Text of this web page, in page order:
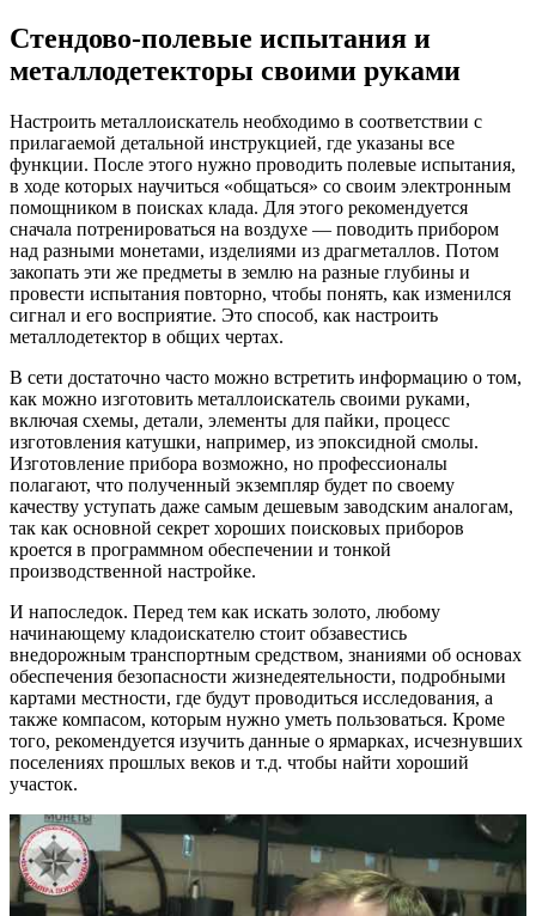
Стендово-полевые испытания и
металлодетекторы своими руками
Настроить металлоискатель необходимо в соответствии с
прилагаемой детальной инструкцией, где указаны все
функции. После этого нужно проводить полевые испытания,
в ходе которых научиться «общаться» со своим электронным
помощником в поисках клада. Для этого рекомендуется
сначала потренироваться на воздухе — поводить прибором
над разными монетами, изделиями из драгметаллов. Потом
закопать эти же предметы в землю на разные глубины и
провести испытания повторно, чтобы понять, как изменился
сигнал и его восприятие. Это способ, как настроить
металлодетектор в общих чертах.
В сети достаточно часто можно встретить информацию о том,
как можно изготовить металлоискатель своими руками,
включая схемы, детали, элементы для пайки, процесс
изготовления катушки, например, из эпоксидной смолы.
Изготовление прибора возможно, но профессионалы
полагают, что полученный экземпляр будет по своему
качеству уступать даже самым дешевым заводским аналогам,
так как основной секрет хороших поисковых приборов
кроется в программном обеспечении и тонкой
производственной настройке.
И напоследок. Перед тем как искать золото, любому
начинающему кладоискателю стоит обзавестись
внедорожным транспортным средством, знаниями об основах
обеспечения безопасности жизнедеятельности, подробными
картами местности, где будут проводиться исследования, а
также компасом, которым нужно уметь пользоваться. Кроме
того, рекомендуется изучить данные о ярмарках, исчезнувших
поселениях прошлых веков и т.д. чтобы найти хороший
участок.